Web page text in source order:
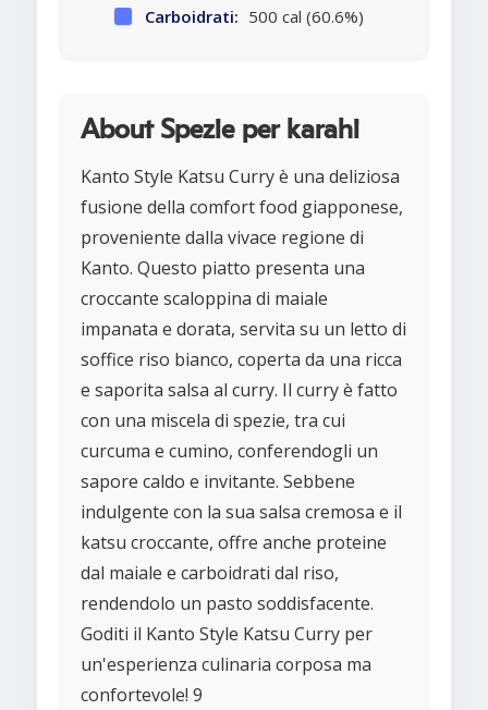
Carboidrati: 500 cal (60.6%)
About Spezie per karahi
Kanto Style Katsu Curry è una deliziosa
fusione della comfort food giapponese,
proveniente dalla vivace regione di
Kanto. Questo piatto presenta una
croccante scaloppina di maiale
impanata e dorata, servita su un letto di
soffice riso bianco, coperta da una ricca
e saporita salsa al curry. Il curry è fatto
con una miscela di spezie, tra cui
curcuma e cumino, conferendogli un
sapore caldo e invitante. Sebbene
indulgente con la sua salsa cremosa e il
katsu croccante, offre anche proteine
dal maiale e carboidrati dal riso,
rendendolo un pasto soddisfacente.
Goditi il Kanto Style Katsu Curry per
un'esperienza culinaria corposa ma
confortevole! 9